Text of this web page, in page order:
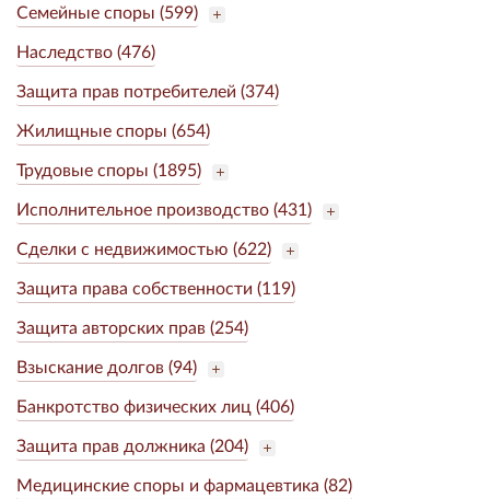
Семейные споры (599)
Наследство (476)
Защита прав потребителей (374)
Жилищные споры (654)
Трудовые споры (1895)
Исполнительное производство (431)
Сделки с недвижимостью (622)
Защита права собственности (119)
Защита авторских прав (254)
Взыскание долгов (94)
Банкротство физических лиц (406)
Защита прав должника (204)
Медицинские споры и фармацевтика (82)